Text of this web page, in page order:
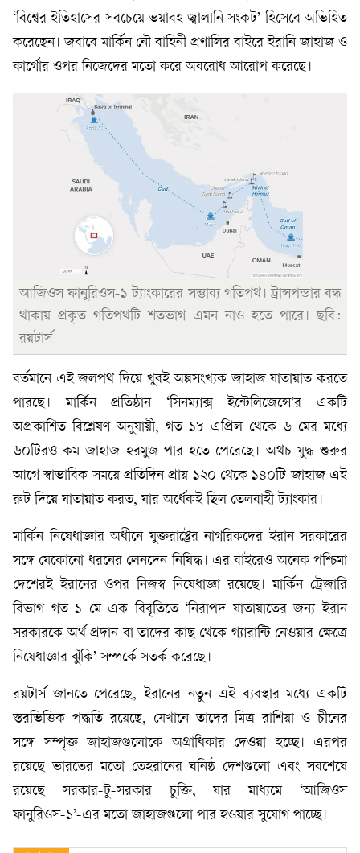
‘বিশ্বের ইতিহাসের সবচেয়ে ভয়াবহ জ্বালানি সংকট’ হিসেবে অভিহিত
করেছেন। জবাবে মার্কিন নৌ বাহিনী প্রণালির বাইরে ইরানি জাহাজ ও
কার্গোর ওপর নিজেদের মতো করে অবরোধ আরোপ করেছে।
আজিওস ফানুরিওস-১ ট্যাংকারের সম্ভাব্য গতিপথ। ট্রান্সপন্ডার বন্ধ
থাকায় প্রকৃত গতিপথটি শতভাগ এমন নাও হতে পারে। ছবি:
রয়টার্স
বর্তমানে এই জলপথ দিয়ে খুবই অল্পসংখ্যক জাহাজ যাতায়াত করতে
পারছে। মার্কিন প্রতিষ্ঠান ‘সিনম্যাক্স ইন্টেলিজেন্সে’র একটি
অপ্রকাশিত বিশ্লেষণ অনুযায়ী, গত ১৮ এপ্রিল থেকে ৬ মের মধ্যে
৬০টিরও কম জাহাজ হরমুজ পার হতে পেরেছে। অথচ যুদ্ধ শুরুর
আগে স্বাভাবিক সময়ে প্রতিদিন প্রায় ১২০ থেকে ১৪০টি জাহাজ এই
রুট দিয়ে যাতায়াত করত, যার অর্ধেকই ছিল তেলবাহী ট্যাংকার।
মার্কিন নিষেধাজ্ঞার অধীনে যুক্তরাষ্ট্রের নাগরিকদের ইরান সরকারের
সঙ্গে যেকোনো ধরনের লেনদেন নিষিদ্ধ। এর বাইরেও অনেক পশ্চিমা
দেশেরই ইরানের ওপর নিজস্ব নিষেধাজ্ঞা রয়েছে। মার্কিন ট্রেজারি
বিভাগ গত ১ মে এক বিবৃতিতে ‘নিরাপদ যাতায়াতের জন্য ইরান
সরকারকে অর্থ প্রদান বা তাদের কাছ থেকে গ্যারান্টি নেওয়ার ক্ষেত্রে
নিষেধাজ্ঞার ঝুঁকি’ সম্পর্কে সতর্ক করেছে।
রয়টার্স জানতে পেরেছে, ইরানের নতুন এই ব্যবস্থার মধ্যে একটি
স্তরভিত্তিক পদ্ধতি রয়েছে, যেখানে তাদের মিত্র রাশিয়া ও চীনের
সঙ্গে সম্পৃক্ত জাহাজগুলোকে অগ্রাধিকার দেওয়া হচ্ছে। এরপর
রয়েছে ভারতের মতো তেহরানের ঘনিষ্ঠ দেশগুলো এবং সবশেষে
রয়েছে সরকার-টু-সরকার চুক্তি, যার মাধ্যমে ‘আজিওস
ফানুরিওস-১’-এর মতো জাহাজগুলো পার হওয়ার সুযোগ পাচ্ছে।